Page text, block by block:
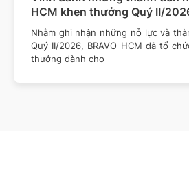
HCM khen thưởng Quý II/
Nhằm ghi nhận những nỗ lực và
Quý II/2026, BRAVO HCM đã tổ
thưởng dành cho